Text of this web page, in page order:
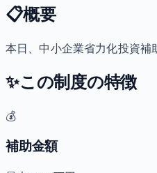
📋概要
本日、中小企業省力化投資補
✨この制度の特徴
💰
補助金額